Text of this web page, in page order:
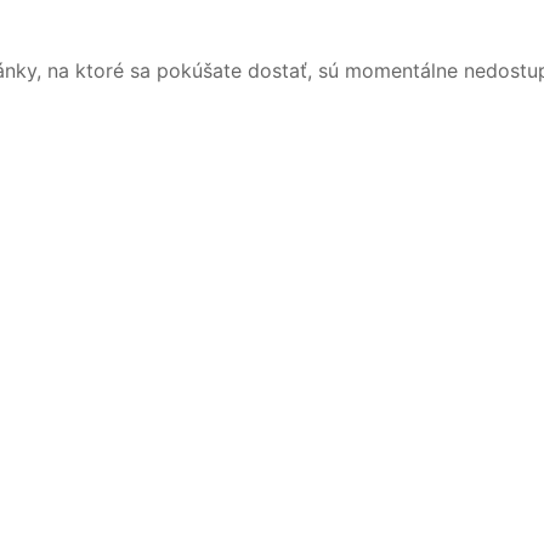
na ktoré sa pokúšate dostať, sú momentálne